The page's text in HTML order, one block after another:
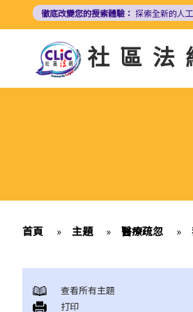
徹底改變您的搜索體驗： 探索全新的人
社區法
首頁 » 主題 » 醫療疏忽 »
查看所有主題
打印